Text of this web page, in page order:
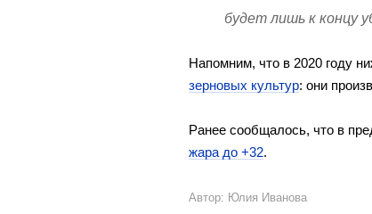
будет лишь к концу
Напомним, что в 2020 году
зерновых культур: они
Ранее сообщалось, что в
жара до +32.
Автор: Юлия Иванова